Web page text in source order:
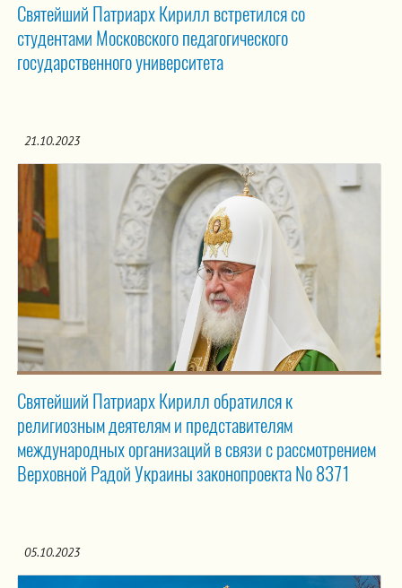
Святейший Патриарх Кирилл встретился со
студентами Московского педагогического
государственного университета
21.10.2023
Святейший Патриарх Кирилл обратился к
религиозным деятелям и представителям
международных организаций в связи с рассмотрением
Верховной Радой Украины законопроекта № 8371
05.10.2023